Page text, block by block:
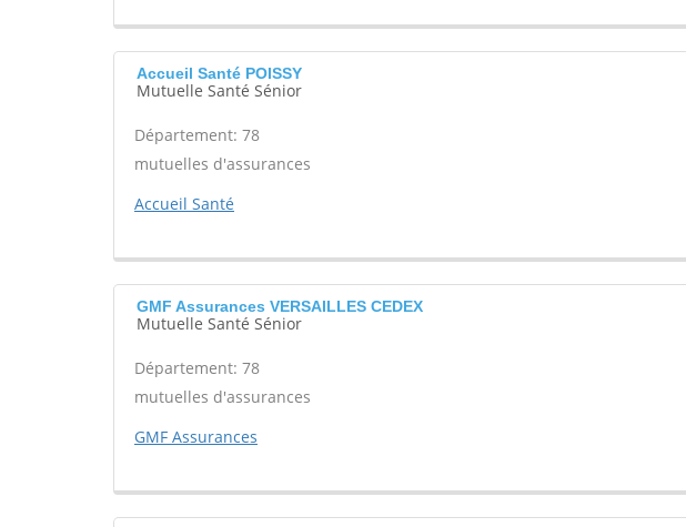
Accueil Santé POISSY
Mutuelle Santé Sénior
Département: 78
mutuelles d'assurances
Accueil Santé
GMF Assurances VERSAILLES CEDEX
Mutuelle Santé Sénior
Département: 78
mutuelles d'assurances
GMF Assurances